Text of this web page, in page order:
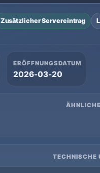
Zusätzlicher Servereintrag
ERÖFFNUNGSDATUM
2026-03-20
TECHNISCHE